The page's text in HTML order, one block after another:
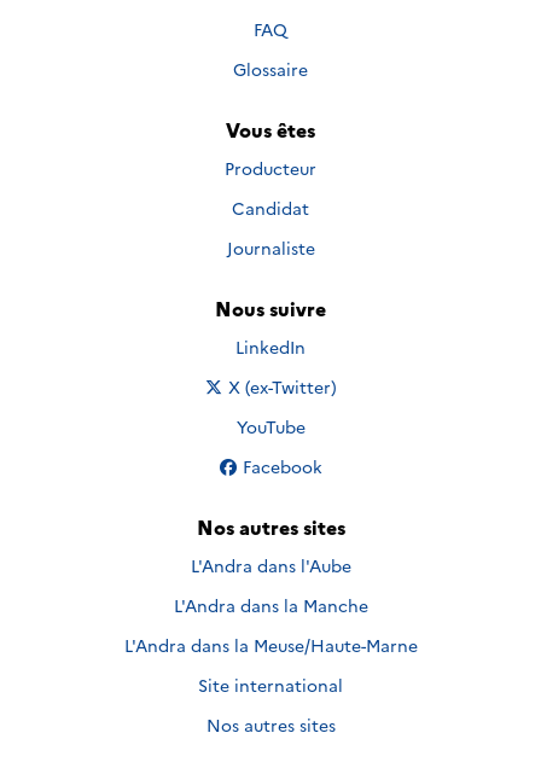
FAQ
Glossaire
Vous êtes
Producteur
Candidat
Journaliste
Nous suivre
Nous suivre sur
LinkedIn
Nous suivre sur
X (ex-Twitter)
Nous suivre sur
YouTube
Nous suivre sur
Facebook
Nos autres sites
L'Andra dans l'Aube
L'Andra dans la Manche
L'Andra dans la Meuse/Haute-Marne
Site international
Nos autres sites